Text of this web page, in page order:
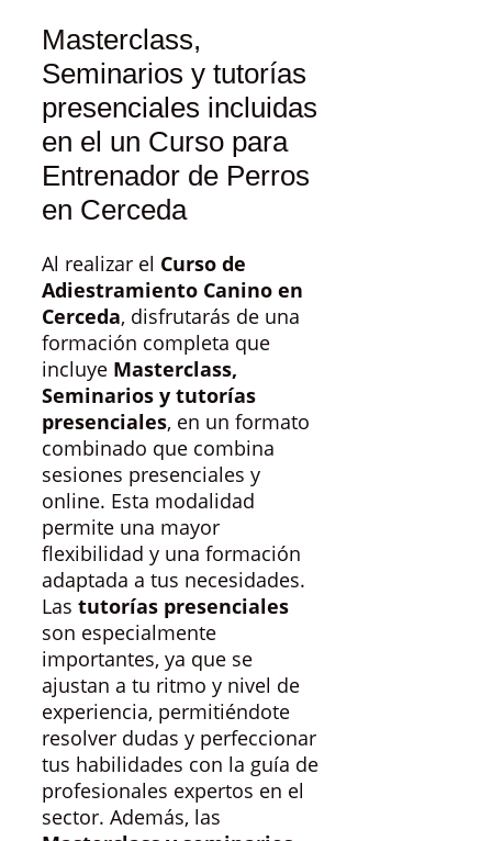
Masterclass,
Seminarios y tutorías
presenciales incluidas
en el un Curso para
Entrenador de Perros
en Cerceda
Al realizar el Curso de
Adiestramiento Canino en
Cerceda, disfrutarás de una
formación completa que
incluye Masterclass,
Seminarios y tutorías
presenciales, en un formato
combinado que combina
sesiones presenciales y
online. Esta modalidad
permite una mayor
flexibilidad y una formación
adaptada a tus necesidades.
Las tutorías presenciales
son especialmente
importantes, ya que se
ajustan a tu ritmo y nivel de
experiencia, permitiéndote
resolver dudas y perfeccionar
tus habilidades con la guía de
profesionales expertos en el
sector. Además, las